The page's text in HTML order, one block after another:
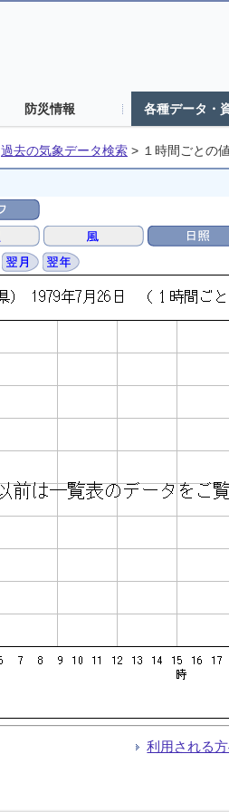
防災情報 各種データ・
過去の気象データ検索 > １時間ごとの
利用される